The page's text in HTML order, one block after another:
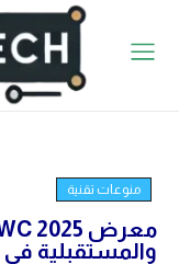
منوعات تقنية
والمستقبلية في عام